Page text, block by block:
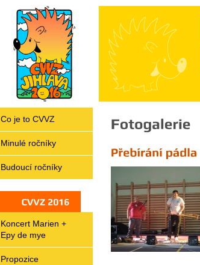
Co je to CVVZ
Minulé ročníky
Budoucí ročníky
Koncert Marien +
Epy de mye
Propozice